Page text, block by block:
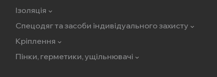
Ізоляція
Спецодяг та засоби індивідуального захисту
Кріплення
Пінки, герметики, ущільнювачі